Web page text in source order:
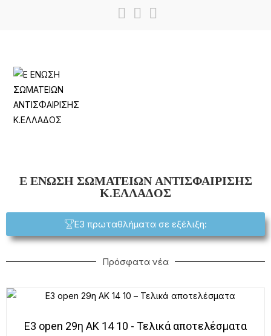
Ε ΕΝΩΣΗ ΣΩΜΑΤΕΙΩΝ ΑΝΤΙΣΦΑΙΡΙΣΗΣ
Κ.ΕΛΛΑΔΟΣ
Ε3 πρωταθλήματα σε εξέλιξη:
Πρόσφατα νέα
Ε3 open 29η ΑΚ 14 10 - Τελικά αποτελέσματα